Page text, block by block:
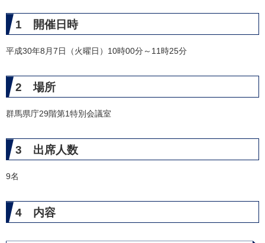
1 開催日時
平成30年8月7日（火曜日）10時00分～11時25分
2 場所
群馬県庁29階第1特別会議室
3 出席人数
9名
4 内容